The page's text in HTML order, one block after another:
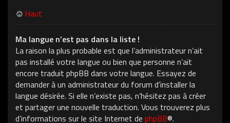
Haut
Ma langue n’est pas dans la liste !
La raison la plus probable est que l’administrateur n’ait
pas installé votre langue ou bien que personne n’ait
encore traduit phpBB dans votre langue. Essayez de
demander à un administrateur du forum d’installer la
langue désirée. Si elle n’existe pas, n’hésitez pas à créer
et partager une nouvelle traduction. Vous trouverez plus
d’informations sur le site Internet de phpBB®.